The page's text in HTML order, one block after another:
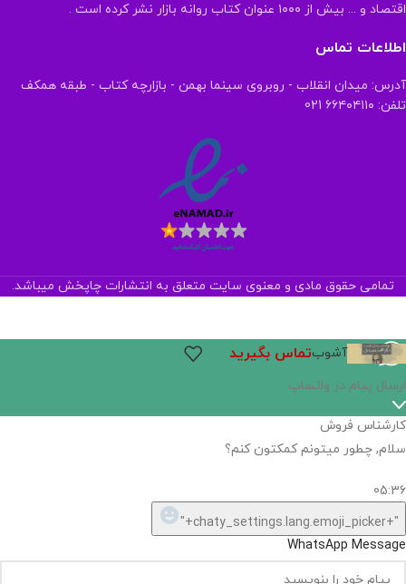
اقتصاد و ... بیش از ۱۰۰۰ عنوان کتاب روانه بازار نشر کرده است .
اطلاعات تماس
آدرس: میدان انقلاب - روبروی سینما بهمن - بازارچه کتاب - طبقه همکف
تلفن: ۶۶۴۰۴۱۱۰ 021
تمامی حقوق مادی و معنوی سایت متعلق به انتشارات چاپخش میباشد.
آشوبتماس بگیرید
اگر
نیست,
شاید
بتونیم
تهیه